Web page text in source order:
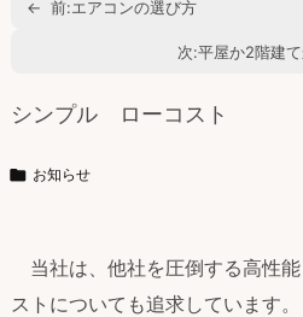
← 前:エアコンの選び方
次:平屋か2階建
シンプル ローコスト
 お知らせ
当社は、他社を圧倒する高性
ストについても追求しています。